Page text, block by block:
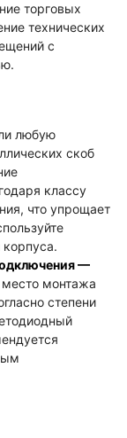
торговых
технических
с
любую
скоб
классу
что упрощает
—
место монтажа
степени